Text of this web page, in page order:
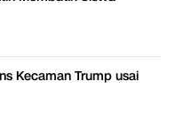
Kecaman Trump usai